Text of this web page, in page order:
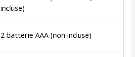
incluse)
2 batterie AAA (non incluse)